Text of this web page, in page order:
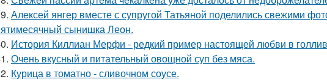
Алексей янгер вместе с супругой Татьяной поделились свежими
сынишка Леон.
История Киллиан Мерфи - редкий пример настоящей любви в
Очень вкусный и питательный овощной суп без мяса.
Курица в томатно - сливочном соусе.